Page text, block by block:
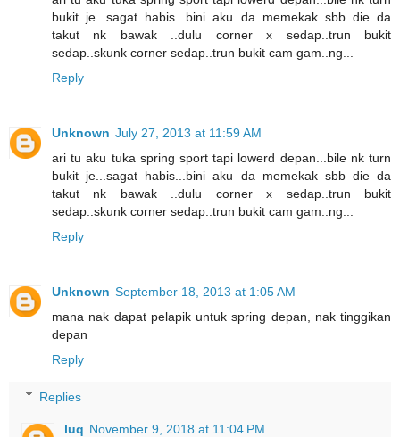
bukit je...sagat habis...bini aku da memekak sbb die da
takut nk bawak ..dulu corner x sedap..trun bukit
sedap..skunk corner sedap..trun bukit cam gam..ng...
Reply
Unknown July 27, 2013 at 11:59 AM
ari tu aku tuka spring sport tapi lowerd depan...bile nk turn
bukit je...sagat habis...bini aku da memekak sbb die da
takut nk bawak ..dulu corner x sedap..trun bukit
sedap..skunk corner sedap..trun bukit cam gam..ng...
Reply
Unknown September 18, 2013 at 1:05 AM
mana nak dapat pelapik untuk spring depan, nak tinggikan
depan
Reply
Replies
luq November 9, 2018 at 11:04 PM